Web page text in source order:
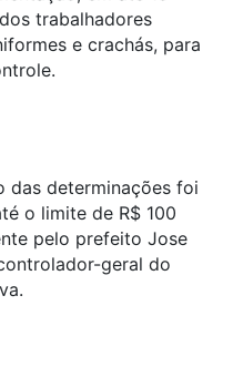
trabalhadores
e crachás, para
das determinações foi
o limite de R$ 100
pelo prefeito Jose
geral do